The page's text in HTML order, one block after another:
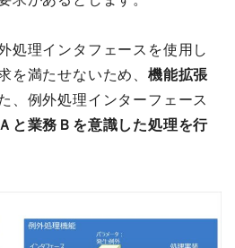
処理インタフェースを使用し
を満たせないため、 機能拡張
、例外処理インターフェース
と業務Ｂを意識した処理を行